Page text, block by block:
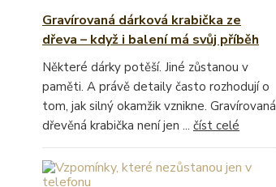
Gravírovaná dárková krabička ze
dřeva – když i balení má svůj příběh
Některé dárky potěší. Jiné zůstanou v
paměti. A právě detaily často rozhodují o
tom, jak silný okamžik vznikne. Gravírovaná
dřevěná krabička není jen ... číst celé